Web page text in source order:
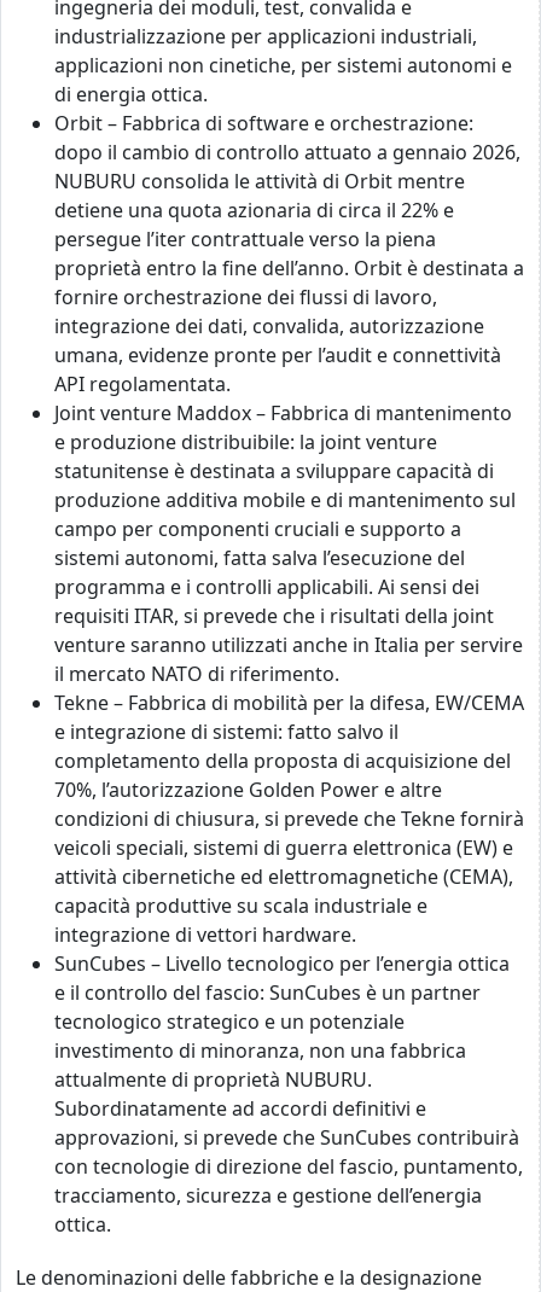
ingegneria dei moduli, test, convalida e
industrializzazione per applicazioni industriali,
applicazioni non cinetiche, per sistemi autonomi e
di energia ottica.
Orbit – Fabbrica di software e orchestrazione:
dopo il cambio di controllo attuato a gennaio 2026,
NUBURU consolida le attività di Orbit mentre
detiene una quota azionaria di circa il 22% e
persegue l’iter contrattuale verso la piena
proprietà entro la fine dell’anno. Orbit è destinata a
fornire orchestrazione dei flussi di lavoro,
integrazione dei dati, convalida, autorizzazione
umana, evidenze pronte per l’audit e connettività
API regolamentata.
Joint venture Maddox – Fabbrica di mantenimento
e produzione distribuibile: la joint venture
statunitense è destinata a sviluppare capacità di
produzione additiva mobile e di mantenimento sul
campo per componenti cruciali e supporto a
sistemi autonomi, fatta salva l’esecuzione del
programma e i controlli applicabili. Ai sensi dei
requisiti ITAR, si prevede che i risultati della joint
venture saranno utilizzati anche in Italia per servire
il mercato NATO di riferimento.
Tekne – Fabbrica di mobilità per la difesa, EW/CEMA
e integrazione di sistemi: fatto salvo il
completamento della proposta di acquisizione del
70%, l’autorizzazione Golden Power e altre
condizioni di chiusura, si prevede che Tekne fornirà
veicoli speciali, sistemi di guerra elettronica (EW) e
attività cibernetiche ed elettromagnetiche (CEMA),
capacità produttive su scala industriale e
integrazione di vettori hardware.
SunCubes – Livello tecnologico per l’energia ottica
e il controllo del fascio: SunCubes è un partner
tecnologico strategico e un potenziale
investimento di minoranza, non una fabbrica
attualmente di proprietà NUBURU.
Subordinatamente ad accordi definitivi e
approvazioni, si prevede che SunCubes contribuirà
con tecnologie di direzione del fascio, puntamento,
tracciamento, sicurezza e gestione dell’energia
ottica.
Le denominazioni delle fabbriche e la designazione